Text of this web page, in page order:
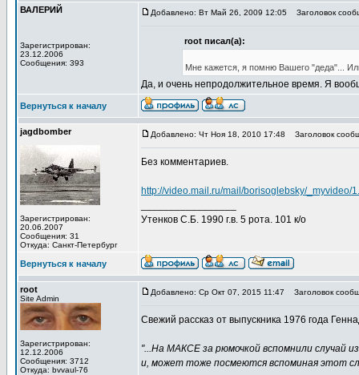
ВАЛЕРИЙ
Зарегистрирован:
23.12.2006
Сообщения: 393
Добавлено: Вт Май 26, 2009 12:05 Заголовок
root писал(а):
Мне кажется, я помню Вашего "деда"...
Да, и очень непродолжительное время. Я
Вернуться к началу
jagdbomber
Зарегистрирован:
20.06.2007
Сообщения: 31
Откуда: Санкт-Петербург
Добавлено: Чт Ноя 18, 2010 17:48 Заголовок
Без комментариев.
http://video.mail.ru/mail/borisoglebsky/_myvideo/
Утенков С.Б. 1990 г.в. 5 рота. 101 к/о
Вернуться к началу
root
Site Admin
Зарегистрирован:
12.12.2006
Сообщения: 3712
Откуда: bvvaul-76
Добавлено: Ср Окт 07, 2015 11:47 Заголовок
Свежий рассказ от выпускника 1976 года
"...На МАКСЕ за рюмочкой вспомнили случай
и, может тоже посмеются вспоминая этот